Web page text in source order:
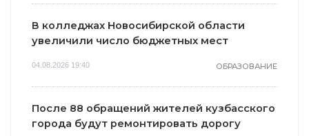
В колледжах Новосибирской области
увеличили число бюджетных мест
04.08.2026 19:40 ОБРАЗОВАНИЕ
После 88 обращений жителей кузбасского
города будут ремонтировать дорогу